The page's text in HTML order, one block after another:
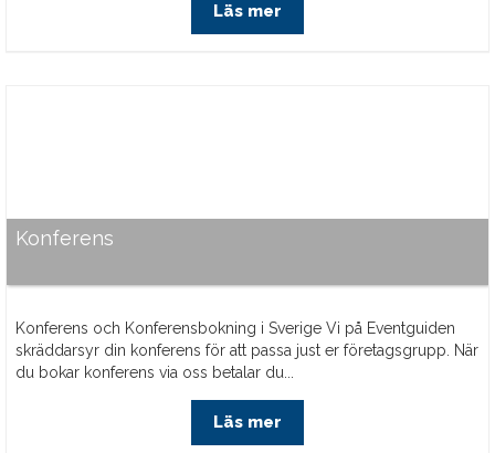
Läs mer
Konferens
Konferens och Konferensbokning i Sverige Vi på Eventguiden
skräddarsyr din konferens för att passa just er företagsgrupp. När
du bokar konferens via oss betalar du...
Läs mer